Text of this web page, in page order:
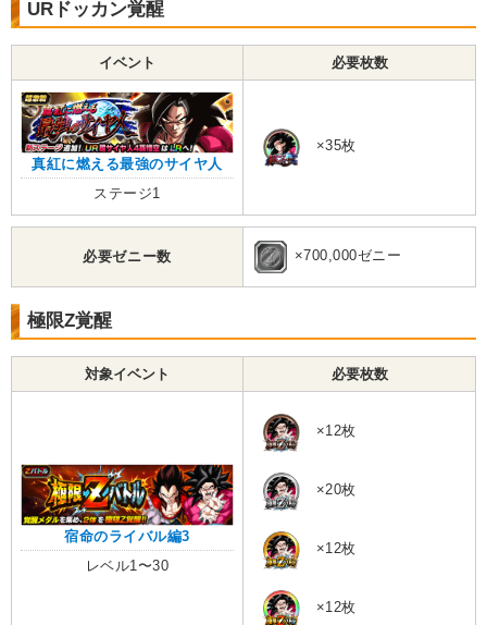
URドッカン覚醒
イベント 必要枚数
真紅に燃える最強のサイヤ人
ステージ1
×35枚
必要ゼニー数 ×700,000ゼニー
極限Z覚醒
対象イベント 必要枚数
宿命のライバル編3
レベル1〜30
×12枚
×20枚
×12枚
×12枚